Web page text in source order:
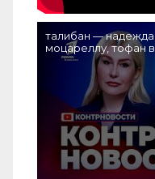
талибан — надежда
моцареллу, тофан